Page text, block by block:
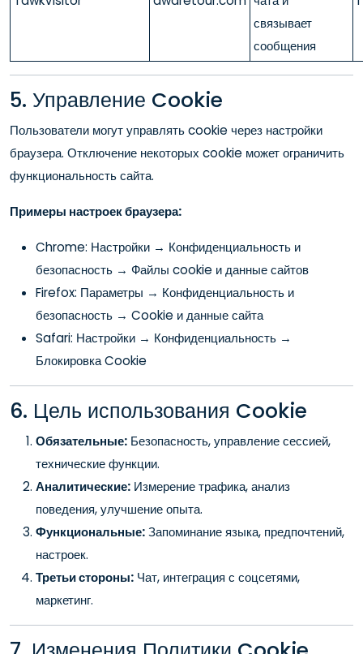
связывает
сообщения
5. Управление Cookie
Пользователи могут управлять cookie через настройки
браузера. Отключение некоторых cookie может ограничить
функциональность сайта.
Примеры настроек браузера:
Chrome: Настройки → Конфиденциальность и
безопасность → Файлы cookie и данные сайтов
Firefox: Параметры → Конфиденциальность и
безопасность → Cookie и данные сайта
Safari: Настройки → Конфиденциальность →
Блокировка Cookie
6. Цель использования Cookie
Обязательные: Безопасность, управление сессией,
технические функции.
Аналитические: Измерение трафика, анализ
поведения, улучшение опыта.
Функциональные:Запоминание языка, предпочтений,
настроек.
Третьи стороны: Чат, интеграция с соцсетями,
маркетинг.